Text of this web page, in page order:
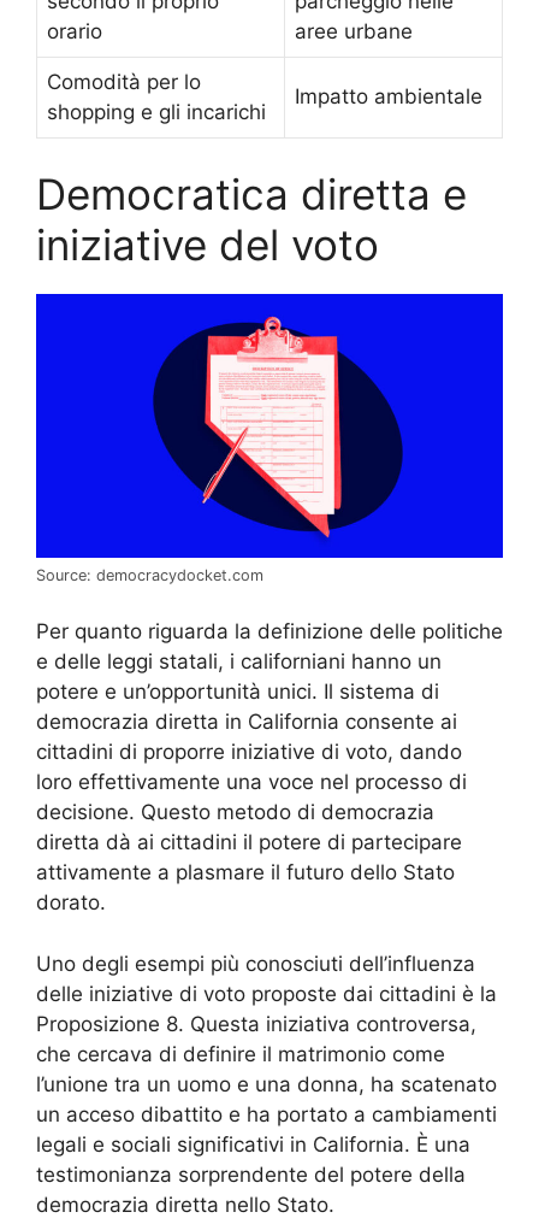
orario
aree urbane
Comodità per lo
shopping e gli incarichi
Impatto ambientale
Democratica diretta e
iniziative del voto
Source: democracydocket.com
Per quanto riguarda la definizione delle politiche
e delle leggi statali, i californiani hanno un
potere e un’opportunità unici. Il sistema di
democrazia diretta in California consente ai
cittadini di proporre iniziative di voto, dando
loro effettivamente una voce nel processo di
decisione. Questo metodo di democrazia
diretta dà ai cittadini il potere di partecipare
attivamente a plasmare il futuro dello Stato
dorato.
Uno degli esempi più conosciuti dell’influenza
delle iniziative di voto proposte dai cittadini è la
Proposizione 8. Questa iniziativa controversa,
che cercava di definire il matrimonio come
l’unione tra un uomo e una donna, ha scatenato
un acceso dibattito e ha portato a cambiamenti
legali e sociali significativi in California. È una
testimonianza sorprendente del potere della
democrazia diretta nello Stato.